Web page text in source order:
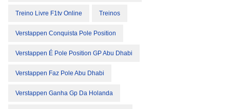
Treino Livre F1tv Online Treinos
Verstappen Conquista Pole Position
Verstappen É Pole Position GP Abu Dhabi
Verstappen Faz Pole Abu Dhabi
Verstappen Ganha Gp Da Holanda